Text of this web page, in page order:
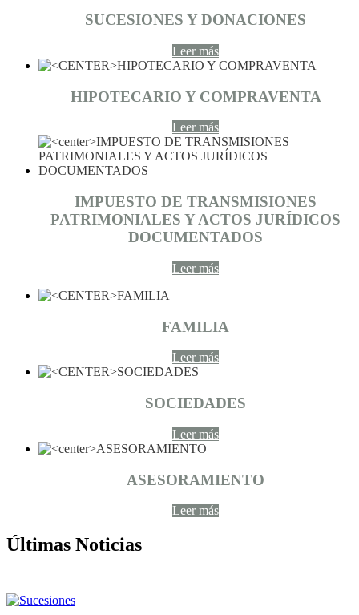
SUCESIONES Y DONACIONES
Leer más
HIPOTECARIO Y COMPRAVENTA
Leer más
IMPUESTO DE TRANSMISIONES
PATRIMONIALES Y ACTOS JURÍDICOS
DOCUMENTADOS
Leer más
FAMILIA
Leer más
SOCIEDADES
Leer más
ASESORAMIENTO
Leer más
Últimas Noticias